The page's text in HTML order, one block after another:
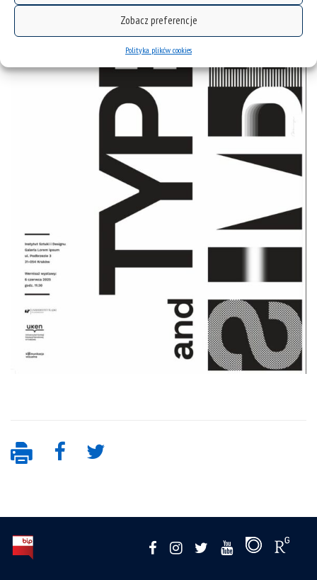
Zobacz preferencje
Polityka plików cookies